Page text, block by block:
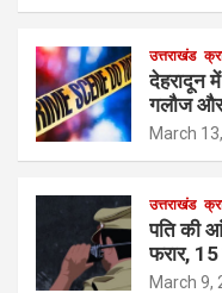
उत्तराखंड
देहरादून
गलौज और
March
उत्तराखंड
पति की
फरार, 15
March 9,